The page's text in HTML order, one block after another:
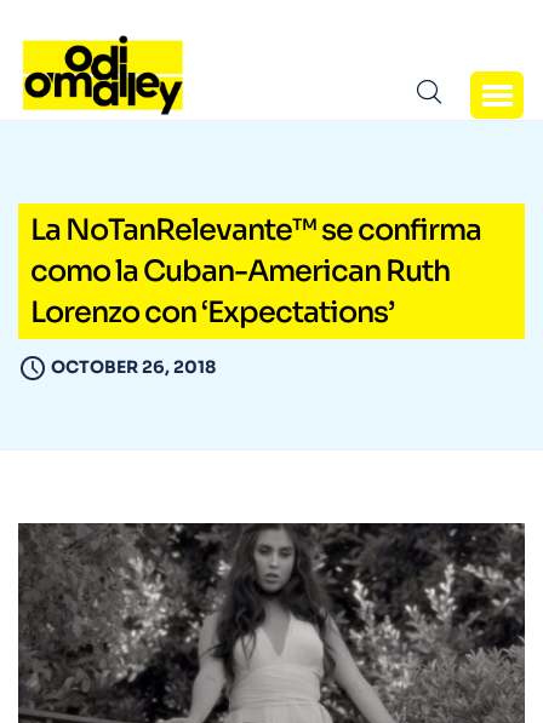
La NoTanRelevante™ se confirma
como la Cuban-American Ruth
Lorenzo con ‘Expectations’
OCTOBER 26, 2018